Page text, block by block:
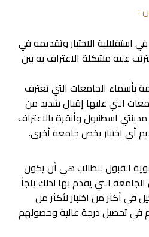
:
استقلالية الاختبار وتقديمه في
عليه مشكلة الاعتراف به بين
بأسماء الجامعات التي تعترف
التي عليها إقبال شديد من
اسطنبول وأنقرة بالاعتراف
أي اختبار يخص جامعة أخرى.
القبول للطالب هي أن يكون
التي يقدم بها لذلك يلجأ
في أكثر من اختبار لأكثر من
في تحصيل درجة عالية وحصولهم